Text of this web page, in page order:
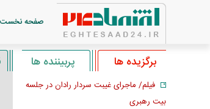
صفحه نخست
برگزیده ها پربیننده ها
فیلم/ ماجرای غیبت سردار رادان در جلسه
بیت رهبری